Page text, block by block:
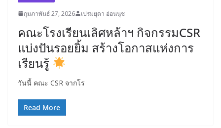
กุมภาพันธ์ 27, 2026 เปรมยุดา อ่อนนุช
คณะโรงเรียนเลิศหล้าฯ กิจกรรมCSR
แบ่งปันรอยยิ้ม สร้างโอกาสแห่งการ
เรียนรู้
วันนี้ คณะ CSR จากโร
Read More